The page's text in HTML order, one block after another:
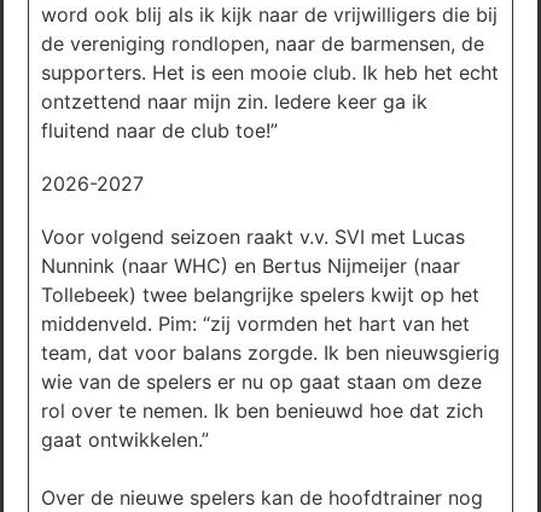
word ook blij als ik kijk naar de vrijwilligers die bij
de vereniging rondlopen, naar de barmensen, de
supporters. Het is een mooie club. Ik heb het echt
ontzettend naar mijn zin. Iedere keer ga ik
fluitend naar de club toe!”
2026-2027
Voor volgend seizoen raakt v.v. SVI met Lucas
Nunnink (naar WHC) en Bertus Nijmeijer (naar
Tollebeek) twee belangrijke spelers kwijt op het
middenveld. Pim: “zij vormden het hart van het
team, dat voor balans zorgde. Ik ben nieuwsgierig
wie van de spelers er nu op gaat staan om deze
rol over te nemen. Ik ben benieuwd hoe dat zich
gaat ontwikkelen.”
Over de nieuwe spelers kan de hoofdtrainer nog